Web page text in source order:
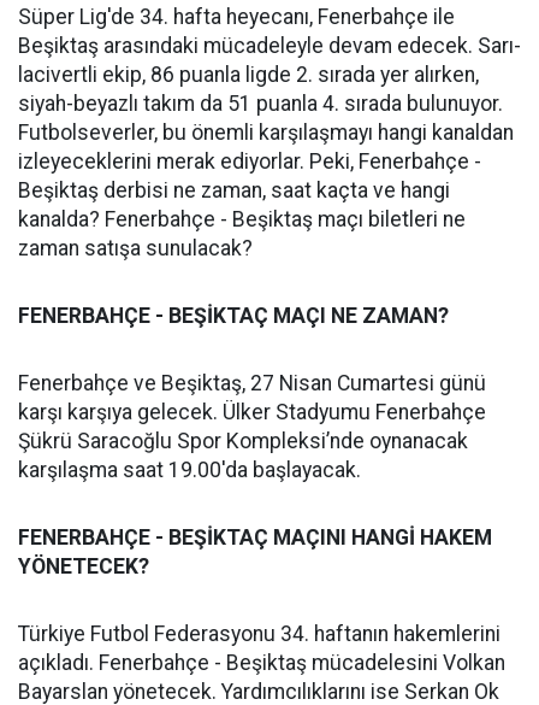
Süper Lig'de 34. hafta heyecanı, Fenerbahçe ile
Beşiktaş arasındaki mücadeleyle devam edecek. Sarı-
lacivertli ekip, 86 puanla ligde 2. sırada yer alırken,
siyah-beyazlı takım da 51 puanla 4. sırada bulunuyor.
Futbolseverler, bu önemli karşılaşmayı hangi kanaldan
izleyeceklerini merak ediyorlar. Peki, Fenerbahçe -
Beşiktaş derbisi ne zaman, saat kaçta ve hangi
kanalda? Fenerbahçe - Beşiktaş maçı biletleri ne
zaman satışa sunulacak?
FENERBAHÇE - BEŞİKTAÇ MAÇI NE ZAMAN?
Fenerbahçe ve Beşiktaş, 27 Nisan Cumartesi günü
karşı karşıya gelecek. Ülker Stadyumu Fenerbahçe
Şükrü Saracoğlu Spor Kompleksi’nde oynanacak
karşılaşma saat 19.00'da başlayacak.
FENERBAHÇE - BEŞİKTAÇ MAÇINI HANGİ HAKEM
YÖNETECEK?
Türkiye Futbol Federasyonu 34. haftanın hakemlerini
açıkladı. Fenerbahçe - Beşiktaş mücadelesini Volkan
Bayarslan yönetecek. Yardımcılıklarını ise Serkan Ok